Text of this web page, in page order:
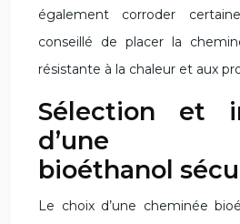
également corroder
conseillé de placer la
résistante à la chaleur et aux
Sélection et
d’une
bioéthanol
Le choix d’une cheminée